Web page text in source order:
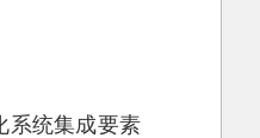
系统集成要素